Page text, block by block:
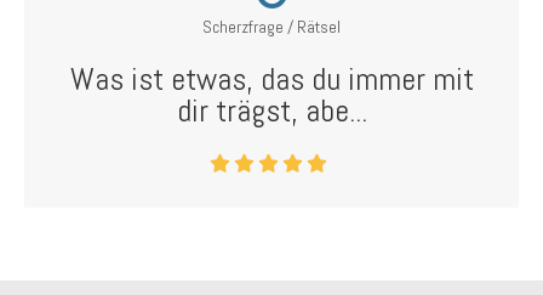
Scherzfrage / Rätsel
Was ist etwas, das du immer mit
dir trägst, abe...